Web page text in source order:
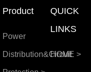
Product
Power
Distribution&Circuit
QUICK
LINKS
HOME >